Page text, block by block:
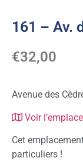
161 – Av.
€32,00
Avenue des
Voir
Cet
particuliers !